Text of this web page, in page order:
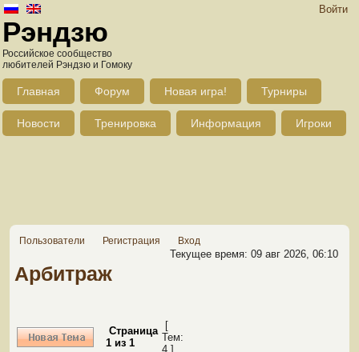
Войти
Рэндзю
Российское сообщество
любителей Рэндзю и Гомоку
Главная Форум Новая игра! Турниры
Новости Тренировка Информация Игроки
Пользователи Регистрация Вход
Текущее время: 09 авг 2026, 06:10
Арбитраж
Страница
1 из 1
[
Тем:
4 ]